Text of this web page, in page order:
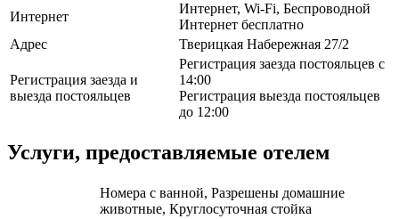
Интернет
Интернет, Wi-Fi, Беспроводной
Интернет бесплатно
Адрес
Тверицкая Набережная 27/2
Регистрация заезда и
выезда постояльцев
Регистрация заезда постояльцев с
14:00
Регистрация выезда постояльцев
до 12:00
Услуги, предоставляемые отелем
Номера с ванной, Разрешены домашние
животные, Круглосуточная стойка